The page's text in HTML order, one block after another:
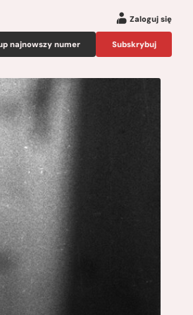
Zaloguj się
najnowszy numer Subskrybuj